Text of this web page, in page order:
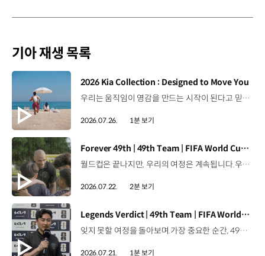
기아 재생 목록
[동영상]
2026 Kia Collection : Designed to Move You
우리는 움직임이 영감을 만드는 시작이 된다고 믿습니다. 기아만의 Movement로 당신의 일상에 영감을 더해줄 2026 Kia Collection을 만나보세요. Designed to move you. Kia Collection 자세히 보기 ▶ #Kia #기아 #KiaCollection #기아컬렉션 #Designedtomoveyou #lifestyle
2026.07.26. 1분 보기
[동영상]
Forever 49th | 49th Team | FIFA World Cup 2026™
월드컵은 끝나지만, 우리의 여정은 계속됩니다.우리는 영원한 49번째 팀입니다. 자세히 보기 ▶ #Kia #InspirationConnectsUsAll #49thTeam #OMBC #FIFAWorldCup2026 유튜브 쇼츠 보기 >
2026.07.22. 2분 보기
[동영상]
Legends Verdict | 49th Team | FIFA World Cup 2026™
잊지 못할 여정을 돌아보며.가장 중요한 순간, 49번째 팀이 공을 건네며 완벽하게 임무를 해낸 그 순간을 함께 돌아봅니다. 자세히 보기 ▶ #Kia #InspirationConnectsUsAll #49thTeam #OMBC #FIFAWorldCup2026 유튜브 쇼츠 보기 >
2026.07.21. 1분 보기